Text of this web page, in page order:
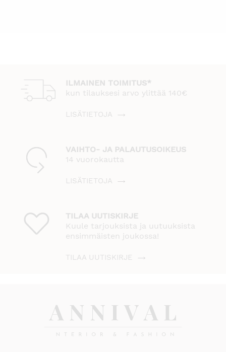
ILMAINEN TOIMITUS*
kun tilauksesi arvo ylittää 140€
LISÄTIETOJA
VAIHTO- JA PALAUTUSOIKEUS
14 vuorokautta
LISÄTIETOJA
TILAA UUTISKIRJE
Kuule tarjouksista ja uutuuksista
ensimmäisten joukossa!
TILAA UUTISKIRJE